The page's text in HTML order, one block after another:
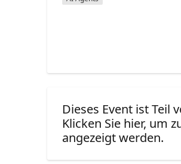
Dieses Event ist Teil
Klicken Sie hier, um
angezeigt werden.